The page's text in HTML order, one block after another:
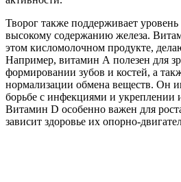
Творог также поддерживает уровень
высокому содержанию железа.
этом кисломолочном продукте,
Например, витамин А полезен для
формировании зубов и костей, а
нормализации обмена веществ. Он
борьбе с инфекциями и
Витамин D особенно важен для
зависит здоровье их опорно-